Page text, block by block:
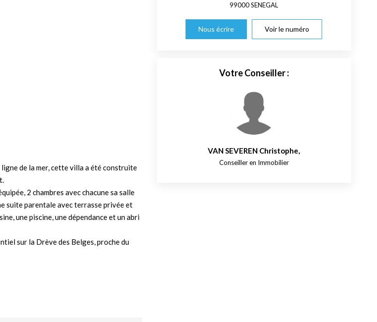
ligne de la mer, cette villa a été construite
2 chambres avec chacune sa salle
suite parentale avec terrasse privée et
une piscine, une dépendance et un abri
sur la Drève des Belges, proche du
99000SENEGAL
Nous écrire Voir le numéro
Votre Conseiller :
VAN SEVEREN Christophe,
Conseiller en Immobilier